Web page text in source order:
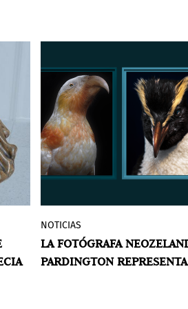
Una nueva serie de
formato de aves
extintas, muchas en
NOTICIAS
LA FOTÓGRAFA
PARDINGTON